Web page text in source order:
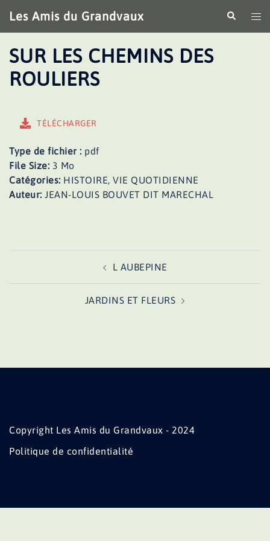
au
contenu
Les Amis du Grandvaux
le
SUR LES CHEMINS DES
ROULIERS
TÉLÉCHARGER
Type de fichier : pdf
File Size: 3 Mo
Catégories: HISTOIRE, VIE QUOTIDIENNE
Auteur: JEAN-LOUIS BOUVET DIT MARECHAL
L AUBEPINE
JARDINS ET FLEURS
Copyright Les Amis du Grandvaux - 2024
Politique de confidentialité